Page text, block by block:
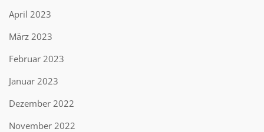
April 2023
März 2023
Februar 2023
Januar 2023
Dezember 2022
November 2022